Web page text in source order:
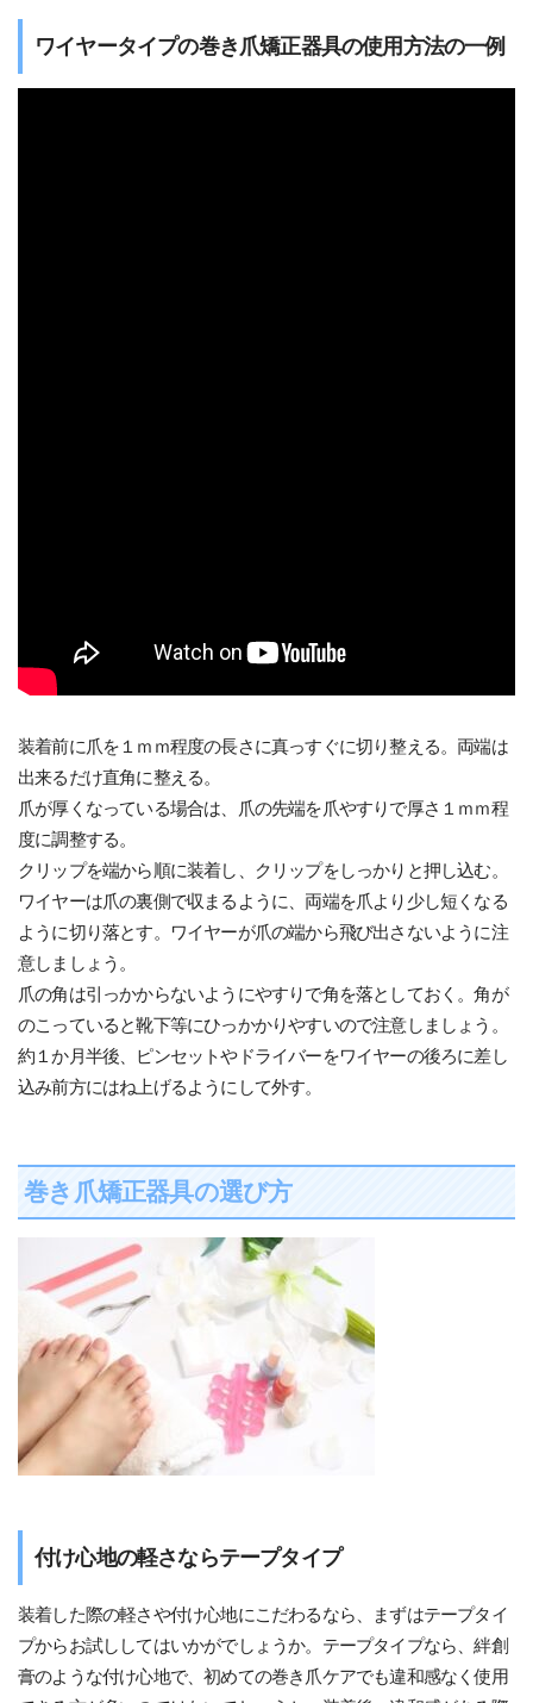
ワイヤータイプの巻き爪矯正器具の使用方法の一例
装着前に爪を１ｍｍ程度の長さに真っすぐに切り整える。両端は
出来るだけ直角に整える。
爪が厚くなっている場合は、爪の先端を爪やすりで厚さ１ｍｍ程
度に調整する。
クリップを端から順に装着し、クリップをしっかりと押し込む。
ワイヤーは爪の裏側で収まるように、両端を爪より少し短くなる
ように切り落とす。ワイヤーが爪の端から飛び出さないように注
意しましょう。
爪の角は引っかからないようにやすりで角を落としておく。角が
のこっていると靴下等にひっかかりやすいので注意しましょう。
約１か月半後、ピンセットやドライバーをワイヤーの後ろに差し
込み前方にはね上げるようにして外す。
巻き爪矯正器具の選び方
付け心地の軽さならテープタイプ
装着した際の軽さや付け心地にこだわるなら、まずはテープタイ
プからお試ししてはいかがでしょうか。テープタイプなら、絆創
膏のような付け心地で、初めての巻き爪ケアでも違和感なく使用